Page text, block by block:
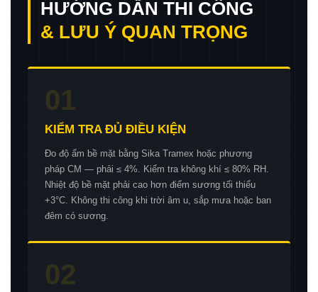
HƯỚNG DẪN THI CÔNG
& LƯU Ý QUAN TRỌNG
01
KIỂM TRA ĐỦ ĐIỀU KIỆN
Đo độ ẩm bề mặt bằng Sika Tramex hoặc phương
pháp CM — phải ≤ 4%. Kiểm tra không khí ≤ 80% RH.
Nhiệt độ bề mặt phải cao hơn điểm sương tối thiểu
+3°C. Không thi công khi trời âm u, sắp mưa hoặc ban
đêm có sương.
02